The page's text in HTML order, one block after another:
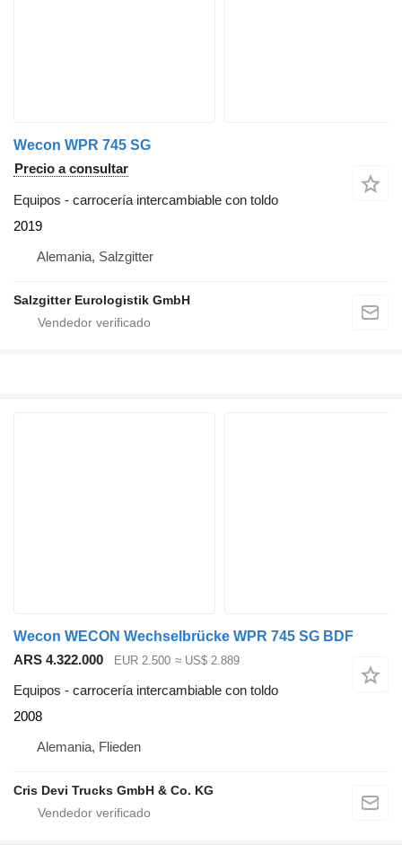
Wecon WPR 745 SG
Precio a consultar
Equipos - carrocería intercambiable con toldo
2019
Alemania, Salzgitter
Salzgitter Eurologistik GmbH
Wecon WECON Wechselbrücke WPR 745 SG BDF
ARS 4.322.000
EUR 2.500 ≈ US$ 2.889
Equipos - carrocería intercambiable con toldo
2008
Alemania, Flieden
Cris Devi Trucks GmbH & Co. KG